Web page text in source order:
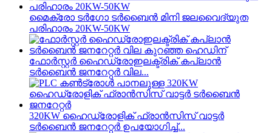
മൈക്രോ ടർഗോ ടർബൈൻ മിനി ജലവൈദ്യുത
പരിഹാരം 20KW-50KW
ഫോർസ്റ്റർ ഹൈഡ്രോഇലക്ട്രിക് കപ്ലാൻ
ടർബൈൻ ജനറേറ്റർ വില...
320KW ഹൈഡ്രോളിക് ഫ്രാൻസിസ് വാട്ടർ
ടർബൈൻ ജനറേറ്റർ ഉപയോഗിച്ച്...